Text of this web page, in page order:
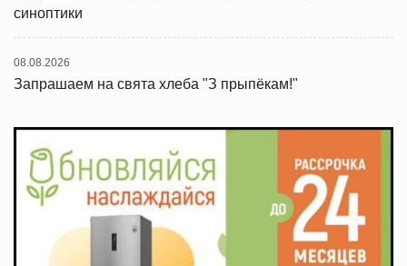
синоптики
08.08.2026
Запрашаем на свята хлеба "З прыпёкам!"